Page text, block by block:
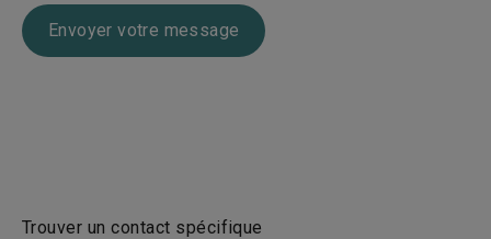
Envoyer votre message
Trouver un contact spécifique